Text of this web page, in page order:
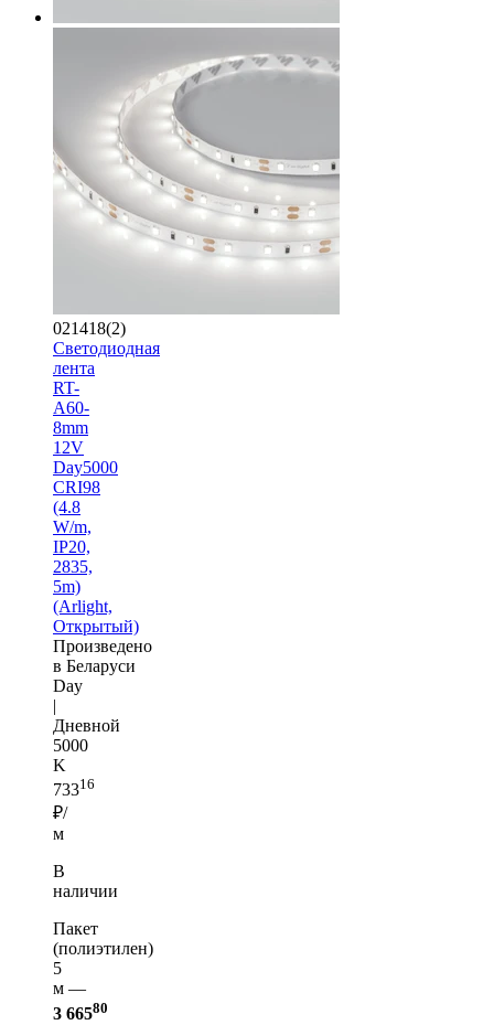
021418(2)
Светодиодная
лента
RT-
A60-
8mm
12V
Day5000
CRI98
(4.8
W/m,
IP20,
2835,
5m)
(Arlight,
Открытый)
Произведено
в Беларуси
Day
|
Дневной
5000
K
73316
₽/
м
В
наличии
Пакет
(полиэтилен)
5
м —
3 66580